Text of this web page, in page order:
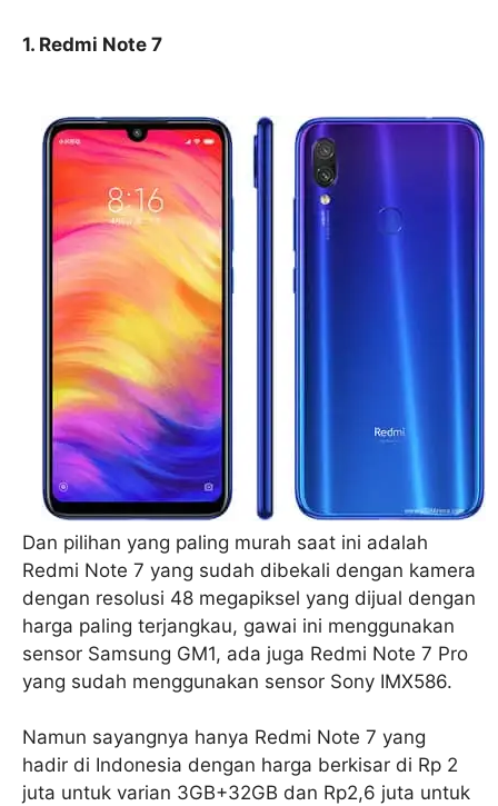
1. Redmi Note 7
Dan pilihan yang paling murah saat ini adalah
Redmi Note 7 yang sudah dibekali dengan kamera
dengan resolusi 48 megapiksel yang dijual dengan
harga paling terjangkau, gawai ini menggunakan
sensor Samsung GM1, ada juga Redmi Note 7 Pro
yang sudah menggunakan sensor Sony IMX586.
Namun sayangnya hanya Redmi Note 7 yang
hadir di Indonesia dengan harga berkisar di Rp 2
juta untuk varian 3GB+32GB dan Rp2,6 juta untuk